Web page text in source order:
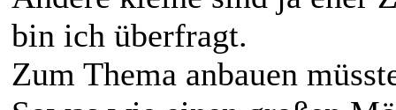
bin ich überfragt.
Zum Thema anbauen